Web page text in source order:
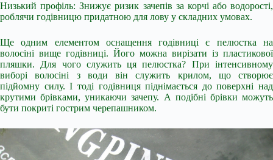
Низький профіль: Знижує ризик зачепів за корчі або водорості,
роблячи годівницю придатною для лову у складних умовах.
Ще одним елементом оснащення годівниці є пелюстка на
волосіні вище годівниці. Його можна вирізати із пластикової
пляшки. Для чого служить ця пелюстка? При інтенсивному
виборі волосіні з води він служить крилом, що створює
підйомну силу. І тоді годівниця піднімається до поверхні над
крутими брівками, уникаючи зачепу. А подібні брівки можуть
бути покриті гострим черепашником.